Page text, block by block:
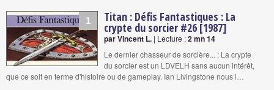
1 Titan : Défis Fantastiques : La
crypte du sorcier #26 [1987]
par Vincent L. | Lecture :2 mn 14
Le dernier chasseur de sorcière... : La crypte
du sorcier est un LDVELH sans aucun intérêt,
que ce soit en terme d'histoire ou de gameplay. Ian Livingstone nous l…